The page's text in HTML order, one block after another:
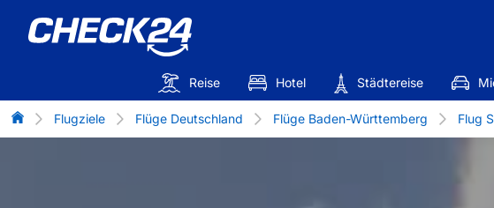
Reise Hotel Städtereise
Flug-Vergleich
Flugziele Flüge Deutschland Flüge Baden-Württemberg Flug